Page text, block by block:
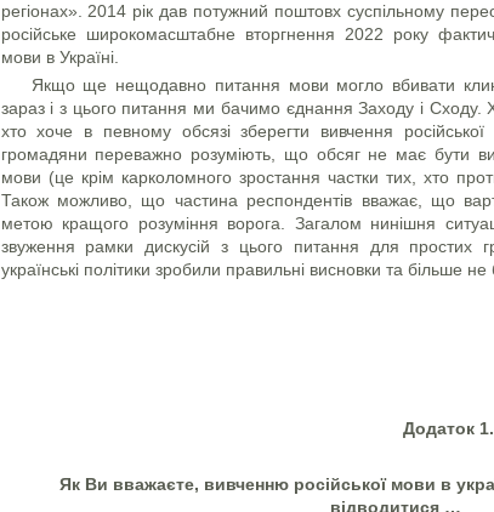
регіонах». 2014 рік дав потужний поштовх суспільному
російське широкомасштабне вторгнення 2022 року
мови в Україні.
Якщо ще нещодавно питання мови могло вбивати клин
зараз і з цього питання ми бачимо єднання Заходу і Сходу.
хто хоче в певному обсязі зберегти вивчення
громадяни переважно розуміють, що обсяг не має бути
мови (це крім карколомного зростання частки тих, хто
Також можливо, що частина респондентів вважає, що
метою кращого розуміння ворога. Загалом нинішня
звуження рамки дискусій з цього питання для простих
українські політики зробили правильні висновки та більше
Додаток
Як Ви вважаєте, вивченню російської мови в
відводитися …